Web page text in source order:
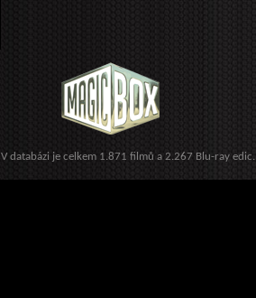
V databázi je celkem 1.871 filmů a 2.267 Blu-ray edic.